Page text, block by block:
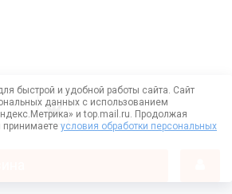
быстрой и удобной работы сайта. Сайт
данных с использованием
и top.mail.ru. Продолжая
принимаете условия обработки персональных